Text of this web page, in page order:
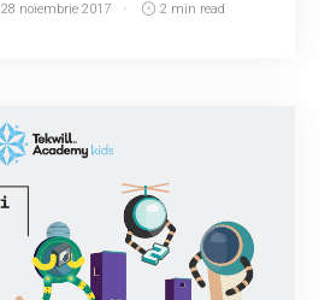
28 noiembrie 2017 2 min read